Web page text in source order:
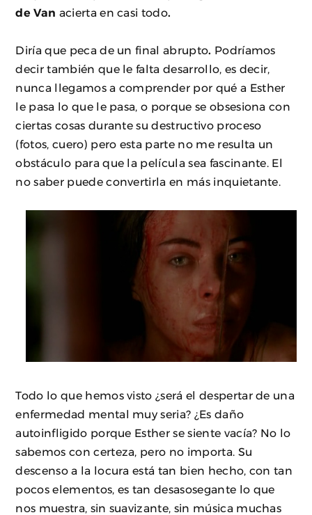
de Van acierta en casi todo.
Diría que peca de un final abrupto. Podríamos
decir también que le falta desarrollo, es decir,
nunca llegamos a comprender por qué a Esther
le pasa lo que le pasa, o porque se obsesiona con
ciertas cosas durante su destructivo proceso
(fotos, cuero) pero esta parte no me resulta un
obstáculo para que la película sea fascinante. El
no saber puede convertirla en más inquietante.
Todo lo que hemos visto ¿será el despertar de una
enfermedad mental muy seria? ¿Es daño
autoinfligido porque Esther se siente vacía? No lo
sabemos con certeza, pero no importa. Su
descenso a la locura está tan bien hecho, con tan
pocos elementos, es tan desasosegante lo que
nos muestra, sin suavizante, sin música muchas